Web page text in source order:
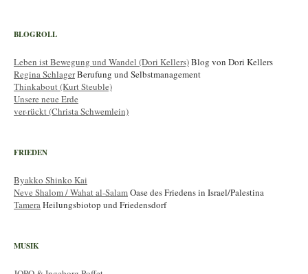
BLOGROLL
Leben ist Bewegung und Wandel (Dori Kellers)Blog von Dori Kellers
Regina SchlagerBerufung und Selbstmanagement
Thinkabout (Kurt Steuble)
Unsere neue Erde
ver-rückt (Christa Schwemlein)
FRIEDEN
Byakko Shinko Kai
Neve Shalom / Wahat al-SalamOase des Friedens in Israel/Palestina
TameraHeilungsbiotop und Friedensdorf
MUSIK